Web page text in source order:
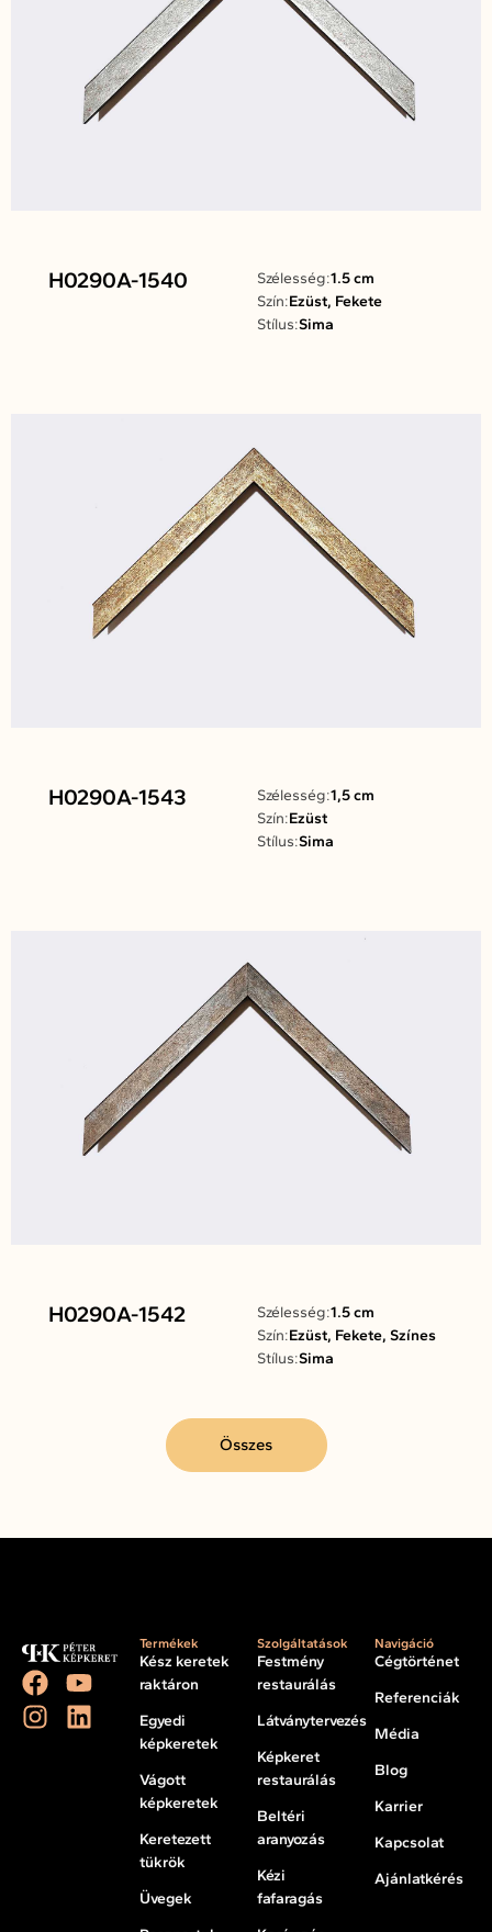
H0290A-1540 Szélesség:1.5 cm
Szín:Ezüst, Fekete
Stílus:Sima
H0290A-1543 Szélesség:1,5 cm
Szín:Ezüst
Stílus:Sima
H0290A-1542 Szélesség:1.5 cm
Szín:Ezüst, Fekete, Színes
Stílus:Sima
Összes
Termékek
Kész keretek
raktáron
Egyedi
képkeretek
Vágott
képkeretek
Keretezett
tükrök
Üvegek
Szolgáltatások
Festmény
restaurálás
Látványtervezés
Képkeret
restaurálás
Beltéri
aranyozás
Kézi
fafaragás
Navigáció
Cégtörténet
Referenciák
Média
Blog
Karrier
Kapcsolat
Ajánlatkérés